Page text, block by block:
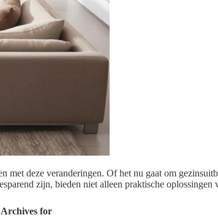
met deze veranderingen. Of het nu gaat om
zijn, bieden niet alleen praktische
Archives for